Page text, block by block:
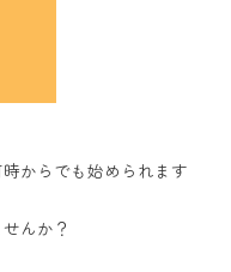
からでも始められます
んか？